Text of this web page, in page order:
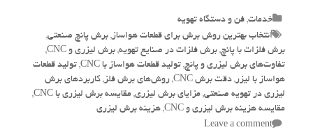
Categories
خدمات, فن و دستگاه تهویه
Tags
انتخاب بهترین روش برش برای قطعات هواساز, برش پانچ صنعتی,
برش فلزات با پانچ, برش فلزات در صنایع تهویه, برش لیزری و CNC
,
تفاوت‌های برش لیزری و پانچ, تولید قطعات هواساز با CNC , تولید قطعات
هواساز با لیزر, دقت برش CNC , روش‌های برش فلز, کاربردهای برش
لیزری در تهویه صنعتی, مزایای برش لیزری, مقایسه برش لیزری با CNC
,
مقایسه هزینه برش لیزری و CNC
, هزینه برش لیزری
Leave a comment